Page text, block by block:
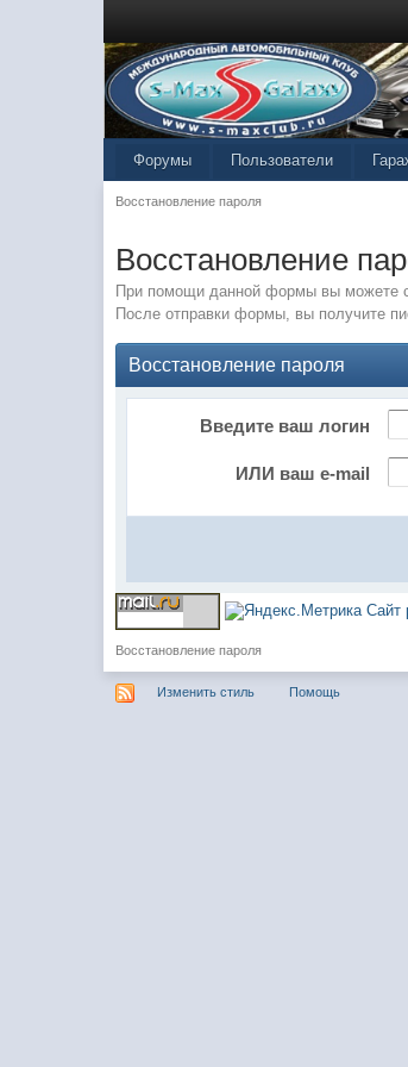
Форумы Пользователи
Восстановление пароля
Восстановление
При помощи данной формы вы можете
После отправки формы, вы получите
Восстановление пароля
Введите ваш логин
ИЛИ ваш e-mail
Сайт
Восстановление пароля
Изменить стиль Помощь